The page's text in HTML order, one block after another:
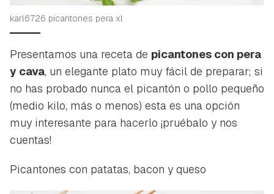
karl6726 picantones pera xl
Presentamos una receta de picantones con pera
y cava, un elegante plato muy fácil de preparar; si
no has probado nunca el picantón o pollo pequeño
(medio kilo, más o menos) esta es una opción
muy interesante para hacerlo ¡pruébalo y nos
cuentas!
Picantones con patatas, bacon y queso